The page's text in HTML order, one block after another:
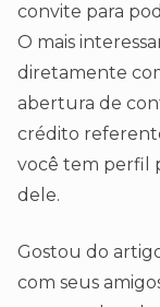
convite para
O mais
diretamente
abertura de
crédito
você tem perfil
dele.
Gostou do
com seus